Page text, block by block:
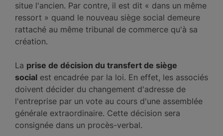
situe l'ancien. Par contre, il est dit « dans un même
ressort » quand le nouveau siège social demeure
rattaché au même tribunal de commerce qu'à sa
création.
La prise de décision du transfert de siège
social est encadrée par la loi. En effet, les associés
doivent décider du changement d'adresse de
l'entreprise par un vote au cours d'une assemblée
générale extraordinaire. Cette décision sera
consignée dans un procès-verbal.